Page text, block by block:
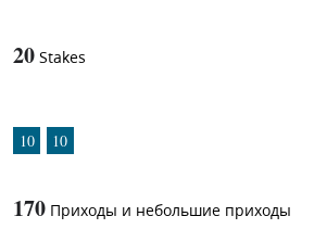
20 Stakes
10 10
170 Приходы и небольшие приходы